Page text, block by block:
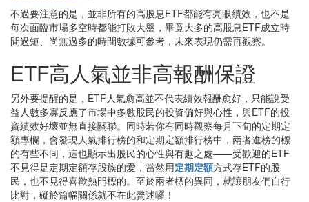
不過要注意的是，並非所有的高股息ETF都能有亮眼績效，也不是
每次面臨市場多空時都能打敗大盤，畢竟大多的高股息ETF成立時
間過短、尚無過多的時間數據可參考，未來表現仍需再觀察。
ETF高人氣並非高報酬保證
另外要提醒的是，ETF人氣愈高並不代表績效報酬愈好，只能說受
益人數多寡反應了市場中多數股民的投資偏好與心性，與ETF的投
資績效好壞並無直接關聯。同時若你有同時觀察每月下旬的定期定
額專欄，會發現人氣排行榜的和定期定額排行榜中，兩者進榜的標
的有些不同，這也顯示出股民的心性與有趣之處——受歡迎的ETF
不見得是定期定額存股族的愛，當然用定期定額方式存ETF的股
民，也不見得喜歡熱門標的。至於兩者標的異同，就讓朋友們自行
比對，礙於篇幅關係就不在此贅述囉！